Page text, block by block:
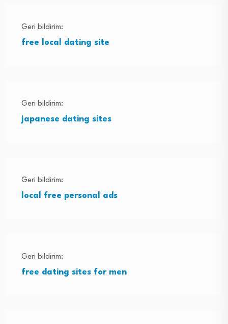
Geri bildirim:
free local dating site
Geri bildirim:
japanese dating sites
Geri bildirim:
local free personal ads
Geri bildirim:
free dating sites for men